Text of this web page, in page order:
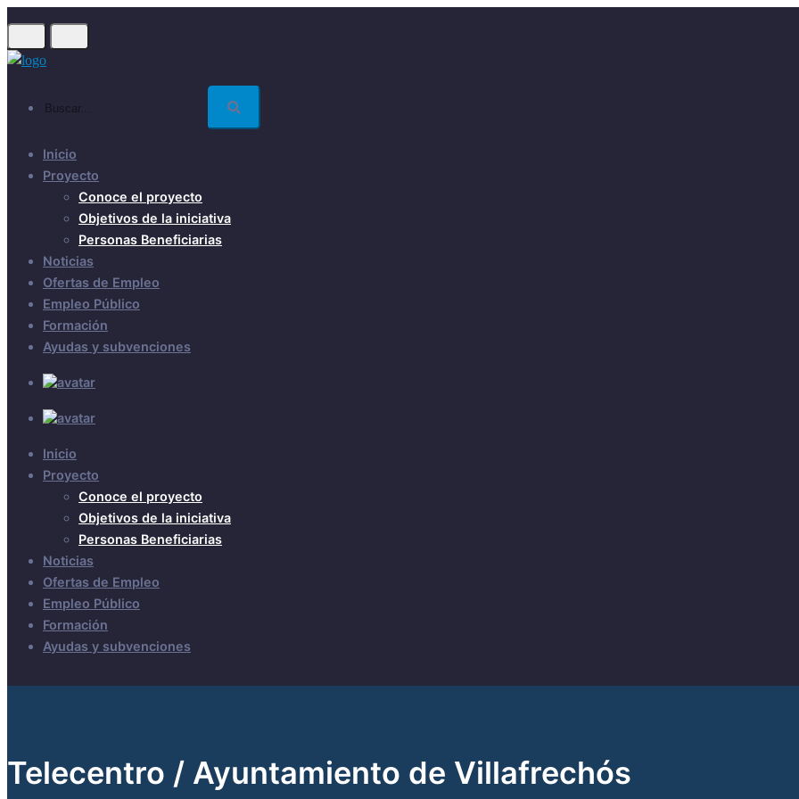
main
Inicio
Proyecto
Conoce el proyecto
Objetivos de la iniciativa
Personas Beneficiarias
Noticias
Ofertas de Empleo
Empleo Público
Formación
Ayudas y subvenciones
Inicio
Proyecto
Conoce el proyecto
Objetivos de la iniciativa
Personas Beneficiarias
Noticias
Ofertas de Empleo
Empleo Público
Formación
Ayudas y subvenciones
Telecentro / Ayuntamiento de Villafrechós